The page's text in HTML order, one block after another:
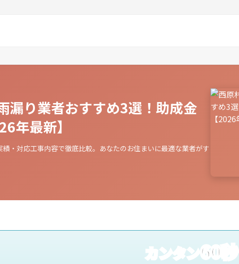
漏り業者おすすめ3選！助成金
年最新】
・対応工事内容で徹底比較。あなたのお住まいに最適な業者がす
カンタン60秒